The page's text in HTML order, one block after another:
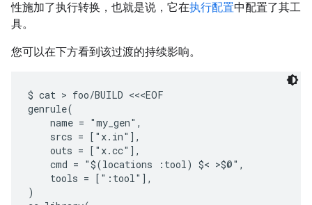
性施加了执行转换，也就是说，它在执行配置中配置了其工
具。
您可以在下方看到该过渡的持续影响。
$ cat > foo/BUILD <<<EOF
genrule(
    name = "my_gen",
    srcs = ["x.in"],
    outs = ["x.cc"],
    cmd = "$(locations :tool) $< >$@",
    tools = [":tool"],
)